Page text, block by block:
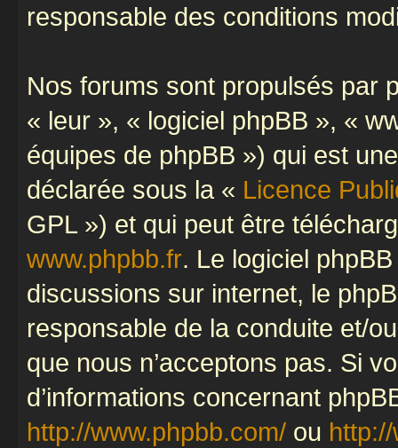
responsable des conditions
Nos forums sont propulsés par
« leur », « logiciel phpBB », «
équipes de phpBB ») qui est
déclarée sous la « Licence
GPL ») et qui peut être
www.phpbb.fr. Le logiciel
discussions sur internet, le
responsable de la conduite et/
que nous n’acceptons pas. Si
d’informations concernant
http://www.phpbb.com/ ou